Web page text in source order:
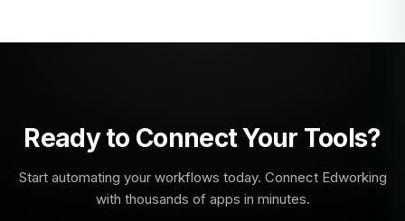
Ready to Connect Your Tools?
Start automating your workflows today. Connect Edworking
with thousands of apps in minutes.